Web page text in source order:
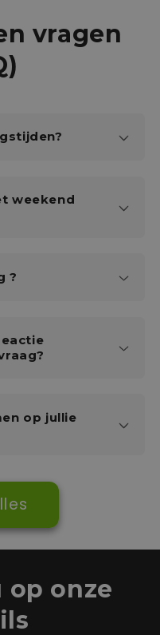
vragen
weekend
?
op jullie
op onze